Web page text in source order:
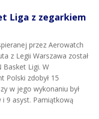
Liga z zegarkiem
przez Aerowatch
z Legii Warszawa został
Basket Ligi. W
Polski zdobył 15
w jego wykonaniu był
i 9 asyst. Pamiątkową